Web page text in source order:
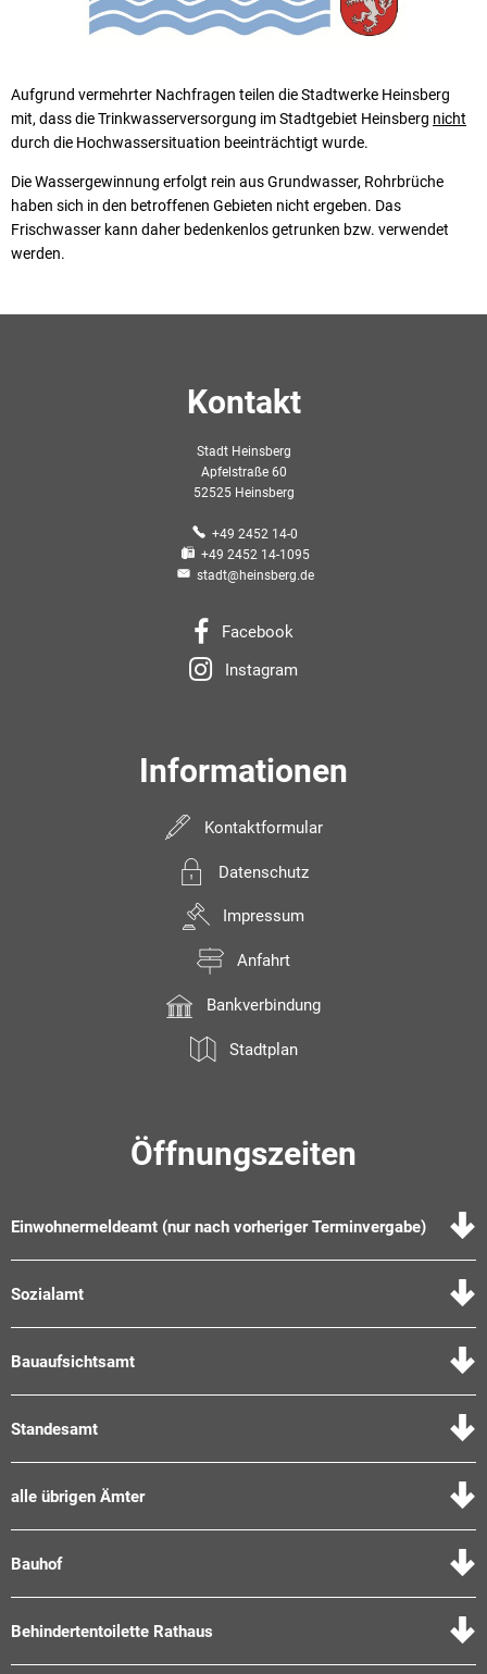
Aufgrund vermehrter Nachfragen teilen die Stadtwerke Heinsberg
mit, dass die Trinkwasserversorgung im Stadtgebiet Heinsberg nicht
durch die Hochwassersituation beeinträchtigt wurde.
Die Wassergewinnung erfolgt rein aus Grundwasser, Rohrbrüche
haben sich in den betroffenen Gebieten nicht ergeben. Das
Frischwasser kann daher bedenkenlos getrunken bzw. verwendet
werden.
Kontakt
Stadt Heinsberg
Apfelstraße 60
52525 Heinsberg
+49 2452 14-0
+49 2452 14-1095
stadt@heinsberg.de
Facebook
Instagram
Informationen
Kontaktformular
Datenschutz
Impressum
Anfahrt
Bankverbindung
Stadtplan
Öffnungszeiten
Einwohnermeldeamt (nur nach vorheriger Terminvergabe)
Sozialamt
Bauaufsichtsamt
Standesamt
alle übrigen Ämter
Bauhof
Behindertentoilette Rathaus